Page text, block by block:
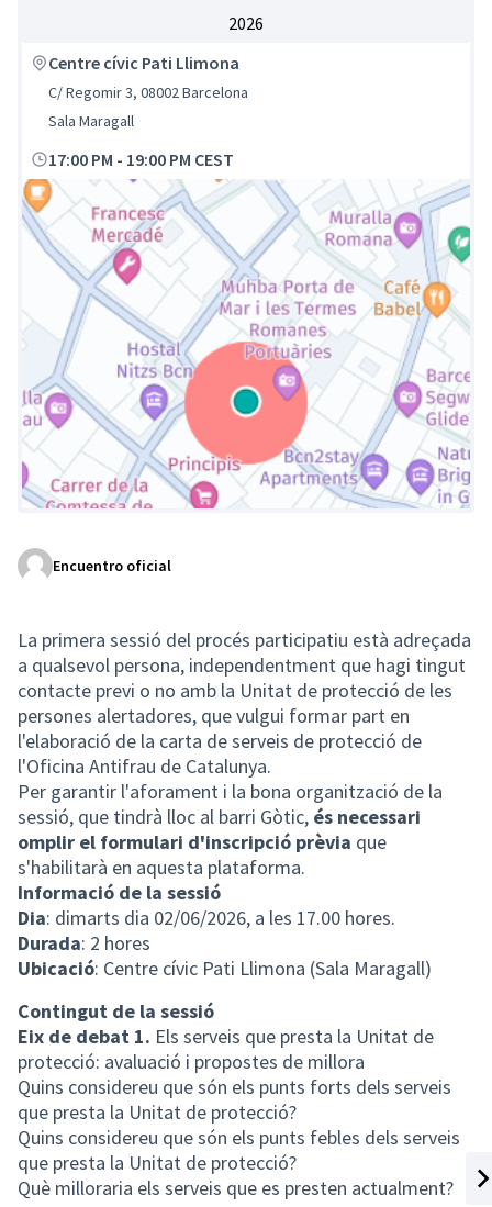
2026
Centre cívic Pati Llimona
C/ Regomir 3, 08002 Barcelona
Sala Maragall
17:00 PM - 19:00 PM CEST
(Enlace externo)
Encuentro oficial
La primera sessió del procés participatiu està adreçada
a qualsevol persona, independentment que hagi tingut
contacte previ o no amb la Unitat de protecció de les
persones alertadores, que vulgui formar part en
l'elaboració de la carta de serveis de protecció de
l'Oficina Antifrau de Catalunya.
Per garantir l'aforament i la bona organització de la
sessió, que tindrà lloc al barri Gòtic, és necessari
omplir el formulari d'inscripció prèvia que
s'habilitarà en aquesta plataforma.
Informació de la sessió
Dia: dimarts dia 02/06/2026, a les 17.00 hores.
Durada: 2 hores
Ubicació: Centre cívic Pati Llimona (Sala Maragall)
Contingut de la sessió
Eix de debat 1. Els serveis que presta la Unitat de
protecció: avaluació i propostes de millora
Quins considereu que són els punts forts dels serveis
que presta la Unitat de protecció?
Quins considereu que són els punts febles dels serveis
que presta la Unitat de protecció?
Què milloraria els serveis que es presten actualment?